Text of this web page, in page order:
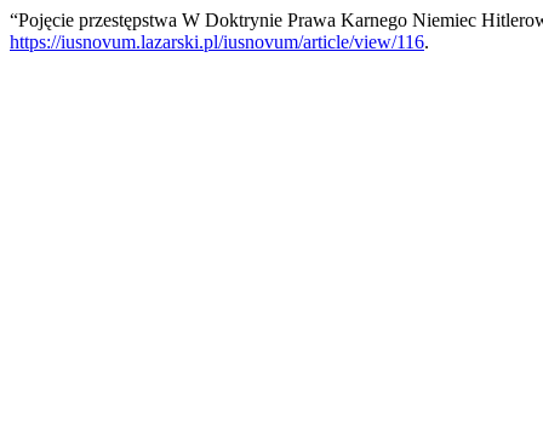
“Pojęcie przestępstwa W Doktrynie Prawa Karnego Niemiec
https://iusnovum.lazarski.pl/iusnovum/article/view/116.